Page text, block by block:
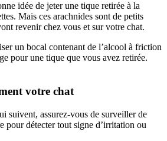
idée de jeter une tique retirée à la
Mais ces arachnides sont de petits
revenir chez vous et sur votre chat.
un bocal contenant de l’alcool à friction
pour une tique que vous avez retirée.
votre chat
suivent, assurez-vous de surveiller de
pour détecter tout signe d’irritation ou